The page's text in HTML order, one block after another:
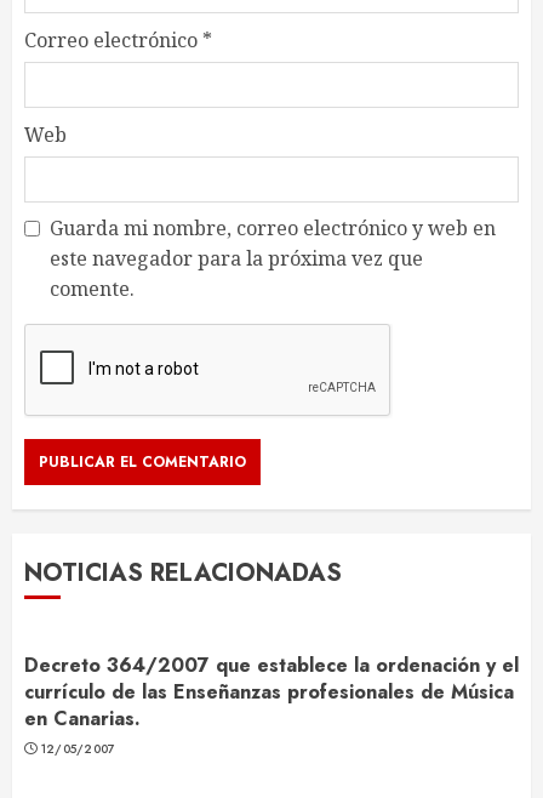
Correo electrónico *
Web
Guarda mi nombre, correo electrónico y web en
este navegador para la próxima vez que
comente.
NOTICIAS RELACIONADAS
Decreto 364/2007 que establece la ordenación y el
currículo de las Enseñanzas profesionales de Música
en Canarias.
12/05/2007